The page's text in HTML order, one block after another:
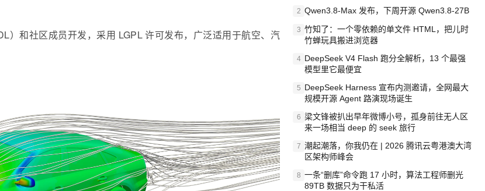
和社区成员开发，采用 LGPL 许可发布， 广泛适用于航空、汽
2 Qwen3.8-Max 发布，下周开源 Qwen3.8-27B
3 竹知了：一个零依赖的单文件 HTML，把儿时
竹蝉玩具搬进浏览器
4 DeepSeek V4 Flash 跑分全解析，13 个最强
模型里它最便宜
5 DeepSeek Harness 宣布内测邀请，全网最大
规模开源 Agent 路演现场诞生
6 梁文锋被扒出早年微博小号，孤身前往无人区
来一场相当 deep 的 seek 旅行
7 潮起潮落，你我仍在 | 2026 腾讯云粤港澳大湾
区架构师峰会
8 一条“删库”命令跑 17 小时，算法工程师删光
89TB 数据只为干私活